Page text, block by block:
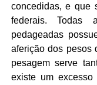
concedidas, e que
federais. Todas
pedageadas
aferição dos pesos
pesagem serve
existe um